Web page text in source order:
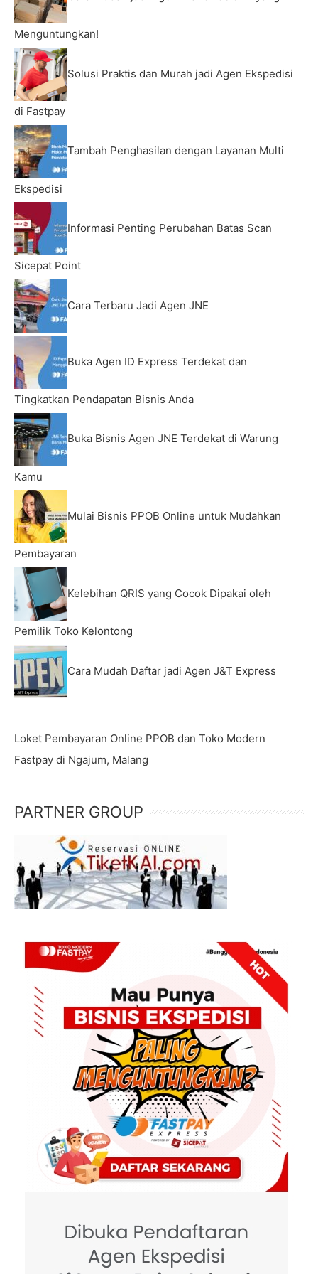
Menguntungkan!
Solusi Praktis dan Murah jadi Agen Ekspedisi
di Fastpay
Tambah Penghasilan dengan Layanan Multi
Ekspedisi
Informasi Penting Perubahan Batas Scan
Sicepat Point
Cara Terbaru Jadi Agen JNE
Buka Agen ID Express Terdekat dan
Tingkatkan Pendapatan Bisnis Anda
Buka Bisnis Agen JNE Terdekat di Warung
Kamu
Mulai Bisnis PPOB Online untuk Mudahkan
Pembayaran
Kelebihan QRIS yang Cocok Dipakai oleh
Pemilik Toko Kelontong
Cara Mudah Daftar jadi Agen J&T Express
Loket Pembayaran Online PPOB dan Toko Modern
Fastpay di Ngajum, Malang
PARTNER GROUP